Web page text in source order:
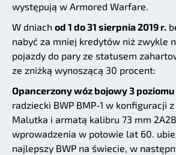
występują w Armored Warfare.
W dniach od 1 do 31 sierpnia 2019 r.
nabyć za mniej kredytów niż zwykle
pojazdy do pary ze statusem
ze zniżką wynoszącą 30 procent:
Opancerzony wóz bojowy 3 poziomu
radziecki BWP BMP-1 w konfiguracji
Malutka i armatą kalibru 73 mm
wprowadzenia w połowie lat 60.
najlepszy BWP na świecie, w